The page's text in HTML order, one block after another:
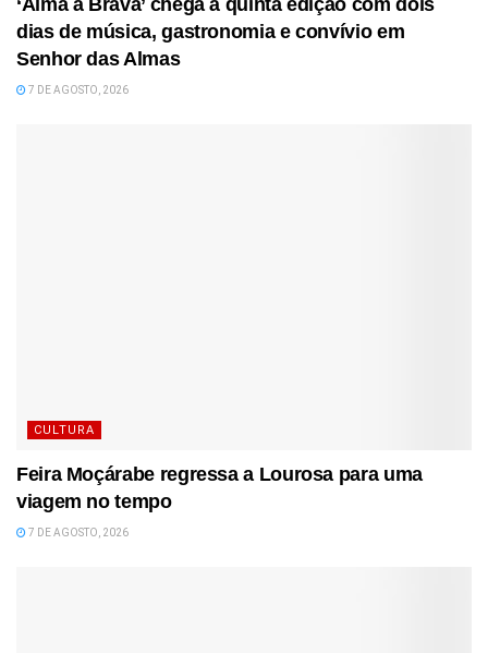
dias de música, gastronomia e convívio em
Senhor das Almas
7 DE AGOSTO, 2026
CULTURA
Feira Moçárabe regressa a Lourosa para uma
viagem no tempo
7 DE AGOSTO, 2026